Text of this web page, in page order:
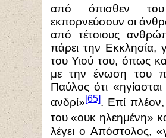
από όπισθεν
εκπορνεύσουν οι
από τέτοιους
πάρει την Εκκλησία,
του Υιού του, όπως
με την ένωση του
Παύλος ότι
ανδρί»[65]. Επί
του «ουκ ηλεημένη»
λέγει ο Απόστολος,